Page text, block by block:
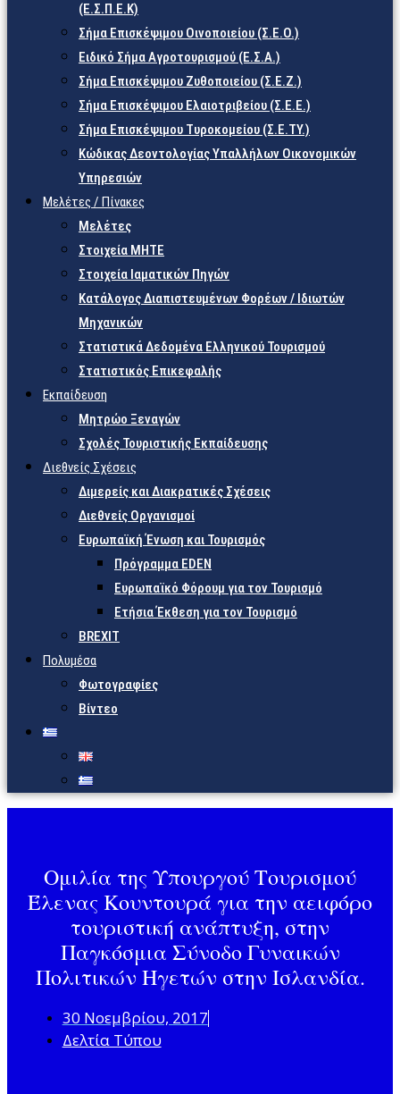
(Ε.Σ.Π.Ε.Κ)
Σήμα Επισκέψιμου Οινοποιείου (Σ.Ε.Ο.)
Ειδικό Σήμα Αγροτουρισμού (Ε.Σ.Α.)
Σήμα Επισκέψιμου Ζυθοποιείου (Σ.Ε.Ζ.)
Σήμα Επισκέψιμου Ελαιοτριβείου (Σ.Ε.Ε.)
Σήμα Επισκέψιμου Τυροκομείου (Σ.Ε.TY.)
Κώδικας Δεοντολογίας Υπαλλήλων Οικονομικών
Υπηρεσιών
Μελέτες / Πίνακες
Μελέτες
Στοιχεία ΜΗΤΕ
Στοιχεία Ιαματικών Πηγών
Κατάλογος Διαπιστευμένων Φορέων / Ιδιωτών
Μηχανικών
Στατιστικά Δεδομένα Ελληνικού Τουρισμού
Στατιστικός Επικεφαλής
Εκπαίδευση
Μητρώο Ξεναγών
Σχολές Τουριστικής Εκπαίδευσης
Διεθνείς Σχέσεις
Διμερείς και Διακρατικές Σχέσεις
Διεθνείς Οργανισμοί
Ευρωπαϊκή Ένωση και Τουρισμός
Πρόγραμμα EDEN
Ευρωπαϊκό Φόρουμ για τον Τουρισμό
Ετήσια Έκθεση για τον Τουρισμό
BREXIT
Πολυμέσα
Φωτογραφίες
Βίντεο
Ομιλία της Υπουργού Τουρισμού
Έλενας Κουντουρά για την αειφόρο
τουριστική ανάπτυξη, στην
Παγκόσμια Σύνοδο Γυναικών
Πολιτικών Ηγετών στην Ισλανδία.
30 Νοεμβρίου, 2017
Δελτία Τύπου